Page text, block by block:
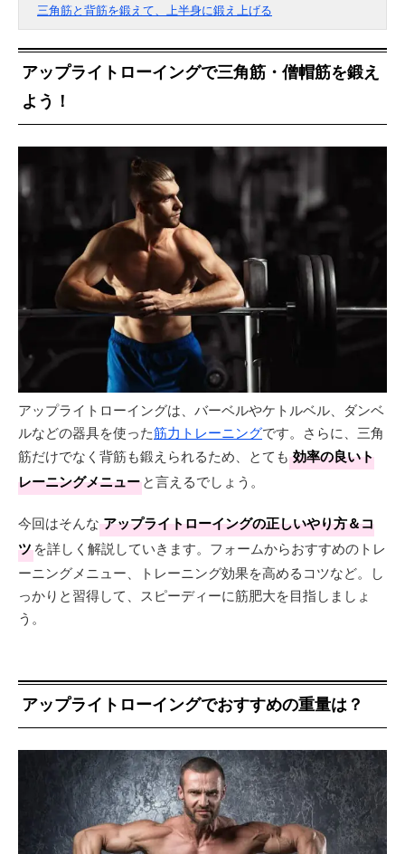
三角筋と背筋を鍛えて、上半身に鍛え上げる
アップライトローイングで三角筋・僧帽筋を鍛え
よう！
アップライトローイングは、バーベルやケトルベル、ダンベ
ルなどの器具を使った筋力トレーニングです。さらに、三角
筋だけでなく背筋も鍛えられるため、とても 効率の良いト
レーニングメニューと言えるでしょう。
今回はそんな アップライトローイングの正しいやり方＆コ
ツを詳しく解説していきます。フォームからおすすめのトレ
ーニングメニュー、トレーニング効果を高めるコツなど。し
っかりと習得して、スピーディーに筋肥大を目指しましょ
う。
アップライトローイングでおすすめの重量は？